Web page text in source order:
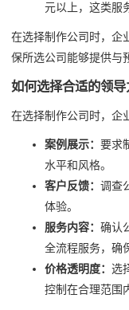
元以上，这类服
在选择制作公司时，企
保所选公司能够提供与
如何选择合适的领
在选择制作公司时，企
案例展示： 要求
水平和风格。
客户反馈： 调查
体验。
服务内容： 确认
全流程服务，确
价格透明度： 选
控制在合理范围